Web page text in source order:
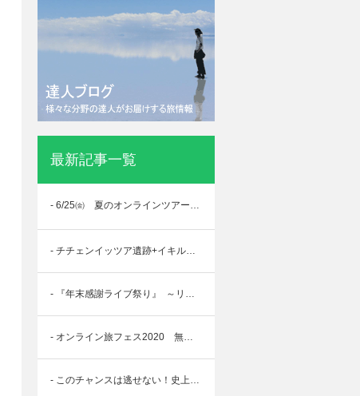
最新記事一覧
- 6/25㈮ 夏のオンラインツアー祭り✌('ω'✌ )三✌('ω')✌三( ✌'ω')✌
- チチェンイッツア遺跡+イキルセノーテの魅力💓✨✨
- 『年末感謝ライブ祭り』 ～リメンバー ラテンアメリカ～ サステナブルは地球を救う☆
- オンライン旅フェス2020 無事に終了！！
- このチャンスは逃せない！史上初★オンライン旅フェス⑨